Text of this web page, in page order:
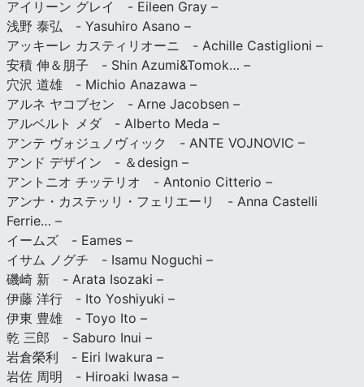
アイリーン グレイ - Eileen Gray –
浅野 泰弘 - Yasuhiro Asano –
アッキーレ カスティリオーニ - Achille Castiglioni –
安積 伸＆朋子 - Shin Azumi&Tomok… –
穴沢 道雄 - Michio Anazawa –
アルネ ヤコブセン - Arne Jacobsen –
アルベルト メダ - Alberto Meda –
アンテ ヴォジュノヴィック - ANTE VOJNOVIC –
アンド デザイン - ＆design –
アントニオ チッテリオ - Antonio Citterio –
アンナ・カステッリ・フェリエーリ - Anna Castelli
Ferrie… –
イームズ - Eames –
イサム ノグチ - Isamu Noguchi –
磯崎 新 - Arata Isozaki –
伊藤 洋行 - Ito Yoshiyuki –
伊東 豊雄 - Toyo Ito –
乾 三郎 - Saburo Inui –
岩倉榮利 - Eiri Iwakura –
岩佐 周明 - Hiroaki Iwasa –